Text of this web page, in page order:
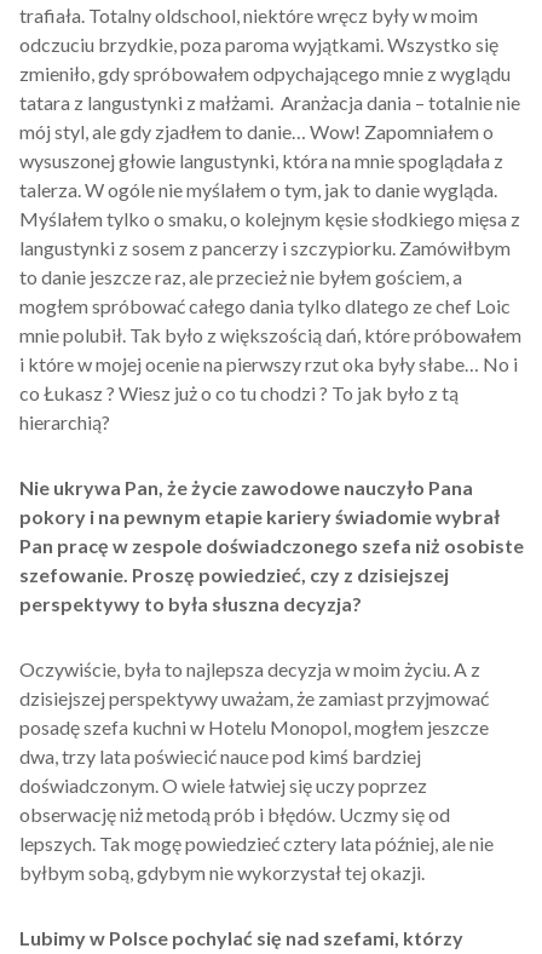
trafiała. Totalny oldschool, niektóre wręcz były w moim
odczuciu brzydkie, poza paroma wyjątkami. Wszystko się
zmieniło, gdy spróbowałem odpychającego mnie z wyglądu
tatara z langustynki z małżami. Aranżacja dania – totalnie nie
mój styl, ale gdy zjadłem to danie… Wow! Zapomniałem o
wysuszonej głowie langustynki, która na mnie spoglądała z
talerza. W ogóle nie myślałem o tym, jak to danie wygląda.
Myślałem tylko o smaku, o kolejnym kęsie słodkiego mięsa z
langustynki z sosem z pancerzy i szczypiorku. Zamówiłbym
to danie jeszcze raz, ale przecież nie byłem gościem, a
mogłem spróbować całego dania tylko dlatego ze chef Loic
mnie polubił. Tak było z większością dań, które próbowałem
i które w mojej ocenie na pierwszy rzut oka były słabe… No i
co Łukasz ? Wiesz już o co tu chodzi ? To jak było z tą
hierarchią?
Nie ukrywa Pan, że życie zawodowe nauczyło Pana
pokory i na pewnym etapie kariery świadomie wybrał
Pan pracę w zespole doświadczonego szefa niż osobiste
szefowanie. Proszę powiedzieć, czy z dzisiejszej
perspektywy to była słuszna decyzja?
Oczywiście, była to najlepsza decyzja w moim życiu. A z
dzisiejszej perspektywy uważam, że zamiast przyjmować
posadę szefa kuchni w Hotelu Monopol, mogłem jeszcze
dwa, trzy lata poświecić nauce pod kimś bardziej
doświadczonym. O wiele łatwiej się uczy poprzez
obserwację niż metodą prób i błędów. Uczmy się od
lepszych. Tak mogę powiedzieć cztery lata później, ale nie
byłbym sobą, gdybym nie wykorzystał tej okazji.
Lubimy w Polsce pochylać się nad szefami, którzy